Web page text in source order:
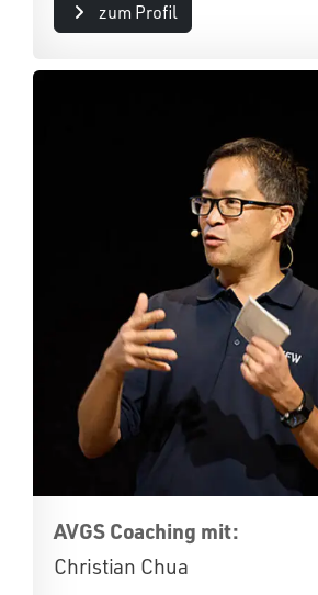
zum Profil
AVGS Coaching mit:
Christian Chua